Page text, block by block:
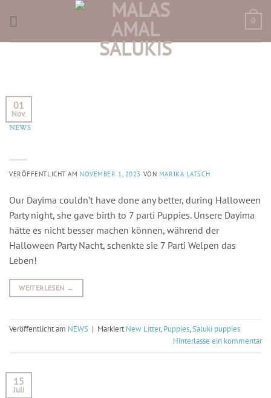
0
01
Nov.
NEWS
VERÖFFENTLICHT AM NOVEMBER 1, 2023 VON MARIKA LATSCH
Our Dayima couldn’t have done any better, during Halloween
Party night, she gave birth to 7 parti Puppies. Unsere Dayima
hätte es nicht besser machen können, während der
Halloween Party Nacht, schenkte sie 7 Parti Welpen das
Leben!
WEITERLESEN →
Veröffentlicht am NEWS | MarkiertNew Litter, Puppies,Saluki puppies
Hinterlasse ein kommentar
15
Juli